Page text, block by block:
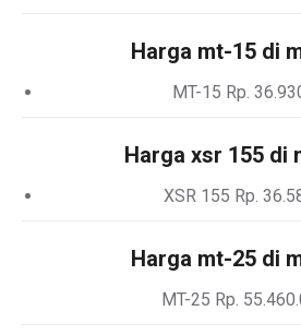
Harga mt-15 di
MT-15 Rp.
Harga xsr 155 di
XSR 155 Rp.
Harga mt-25 di
MT-25 Rp.